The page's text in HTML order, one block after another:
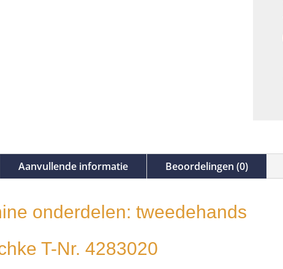
Aanvullende informatie Beoordelingen (0)
onderdelen: tweedehands
T-Nr. 4283020